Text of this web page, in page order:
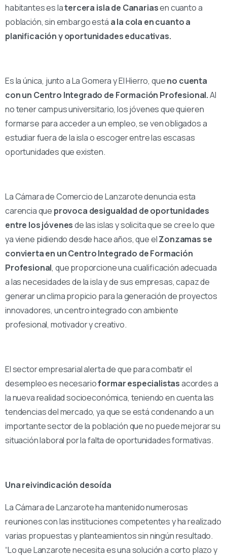
habitantes es latercera isla de Canariasen cuanto a
población, sin embargo está a la cola en cuanto a
planificación y oportunidades educativas.
Es la única, junto a La Gomera y El Hierro, queno cuenta
con un Centro Integrado de Formación Profesional.Al
no tener campus universitario, los jóvenes que quieren
formarse para acceder a un empleo, se ven obligados a
estudiar fuera de la isla o escoger entre las escasas
oportunidades que existen.
La Cámara de Comercio de Lanzarote denuncia esta
carencia que provoca desigualdad de oportunidades
entre los jóvenesde las islas y solicita que se cree lo que
ya viene pidiendo desde hace años, que elZonzamas se
convierta en un Centro Integrado de Formación
Profesional, que proporcione una cualificación adecuada
a las necesidades de la isla y de sus empresas, capaz de
generar un clima propicio para la generación de proyectos
innovadores, un centro integrado con ambiente
profesional, motivador y creativo.
El sector empresarial alerta de que para combatir el
desempleo es necesarioformar especialistasacordes a
la nueva realidad socioeconómica, teniendo en cuenta las
tendencias del mercado, ya que se está condenando a un
importante sector de la población que no puede mejorar su
situación laboral por la falta de oportunidades formativas.
Una reivindicación desoída
La Cámara de Lanzarote ha mantenido numerosas
reuniones con las instituciones competentes y ha realizado
varias propuestas y planteamientos sin ningún resultado.
“Lo que Lanzarote necesita es una solución a corto plazo y